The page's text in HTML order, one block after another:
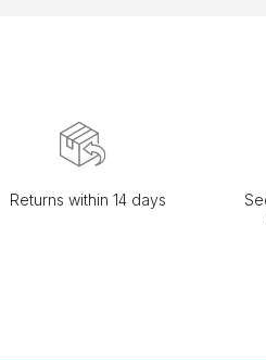
Returns within 14 days